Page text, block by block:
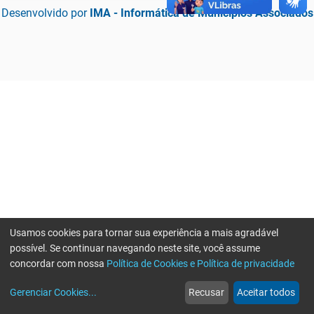
Desenvolvido por IMA - Informática de Municípios Associados
web
Notícias
more_horiz
Mais
Usamos cookies para tornar sua experiência a mais agradável
possível. Se continuar navegando neste site, você assume
concordar com nossa Política de Cookies e Política de privacidade
Gerenciar Cookies... Recusar Aceitar todos
Erro ao enviar informações, por favor tente novamente